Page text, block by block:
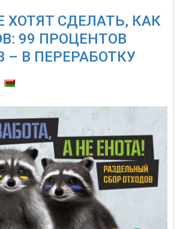
ХОТЯТ СДЕЛАТЬ, КАК
99 ПРОЦЕНТОВ
– В ПЕРЕРАБОТКУ